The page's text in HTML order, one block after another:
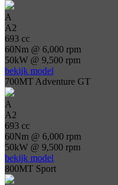
A
A2
693 cc
60Nm @ 6,000 rpm
50kW @ 9,500 rpm
bekijk model
700MT Adventure GT
A
A2
693 cc
60Nm @ 6,000 rpm
50kW @ 9,500 rpm
bekijk model
800MT Sport